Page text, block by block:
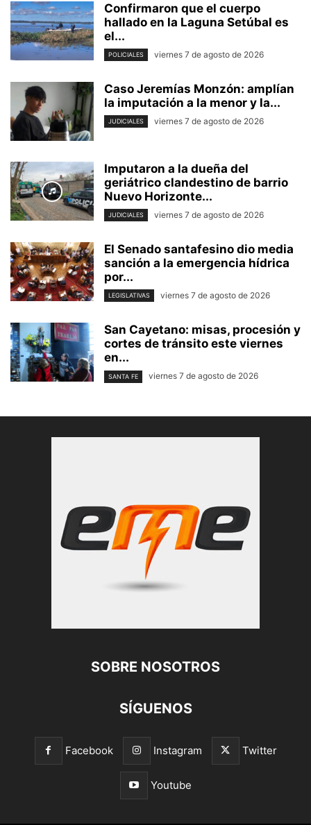
Confirmaron que el cuerpo
hallado en la Laguna Setúbal es
el...
POLICIALES viernes 7 de agosto de 2026
Caso Jeremías Monzón: amplían
la imputación a la menor y la...
JUDICIALES viernes 7 de agosto de 2026
Imputaron a la dueña del
geriátrico clandestino de barrio
Nuevo Horizonte...
JUDICIALES viernes 7 de agosto de 2026
El Senado santafesino dio media
sanción a la emergencia hídrica
por...
LEGISLATIVAS viernes 7 de agosto de 2026
San Cayetano: misas, procesión y
cortes de tránsito este viernes
en...
SANTA FE viernes 7 de agosto de 2026
SOBRE NOSOTROS
SÍGUENOS
Facebook Instagram Twitter
Youtube